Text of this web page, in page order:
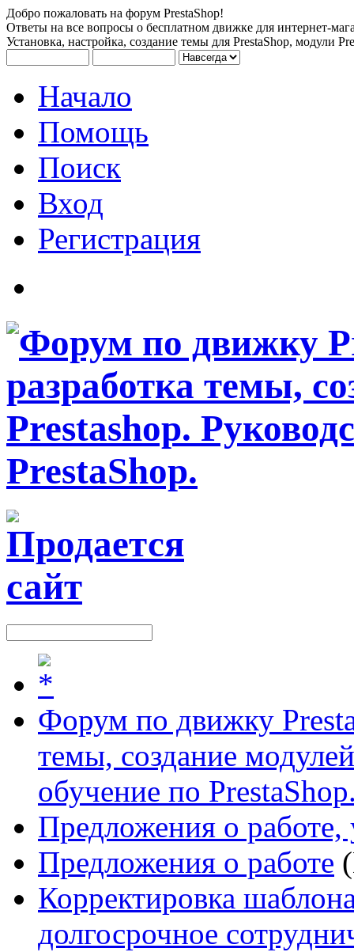
Добро пожаловать на форум PrestaShop!
Ответы на все вопросы о бесплатном движке для интернет-
Установка, настройка, создание темы для PrestaShop, модули
Начало
Помощь
Поиск
Вход
Регистрация
Форум по движку
темы, создание
обучение по
Предложения о
Предложения о работе
Корректировка
долгосрочное